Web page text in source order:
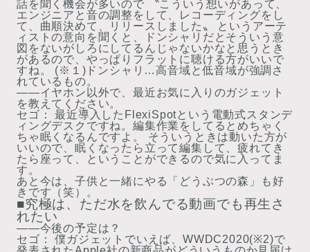
話を聞く機会が多いので 〝こういう想いがあって、
エンジニアと音の調整をして、レコーディングをし
て、曲順決めて、リリースしました〟 というアーテ
ィストの意向を聞くと、ドンシャリだとそういう意
図をないがしろにしてるんじゃないかなと思うとき
があるので、やっぱりフラットに聴ける方がいいで
すね。 (※１)ドンシャリ…高音域と低音域が強調さ
れているもの。
――イヤホン以外で、最近お気に入りのガジェット
を教えてください。
セゴ：
最近導入したFlexiSpotという電動式スタンデ
ィングデスクですね。編集作業をしてるとめちゃく
ちゃ眠くなるんですよ。 そういうときは動いた方が
いいので、眠くなったら立って編集して、疲れてき
たら座って、ということができるので気に入ってま
す。
あと今は、子供と一緒にやる「どうぶつの森」も好
きです（笑）。
■究極は、ただ水を飲んでる動画でも再生さ
れたい
――今後の予定は？
セゴ：
僕ガジェットでいえば、WWDC2020(※2)で